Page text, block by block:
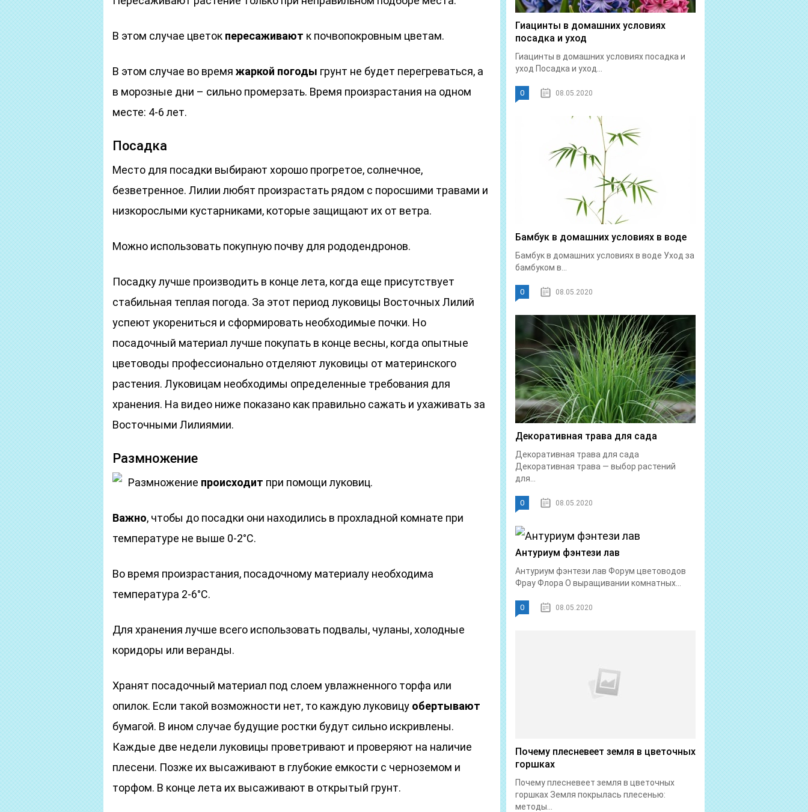
В этом случае цветок пересаживают к почвопокровным цветам.
В этом случае во время жаркой погоды грунт не будет перегреваться, а
в морозные дни – сильно промерзать. Время произрастания на одном
месте: 4-6 лет.
Посадка
Место для посадки выбирают хорошо прогретое, солнечное,
безветренное. Лилии любят произрастать рядом с поросшими травами и
низкорослыми кустарниками, которые защищают их от ветра.
Можно использовать покупную почву для рододендронов.
Посадку лучше производить в конце лета, когда еще присутствует
стабильная теплая погода. За этот период луковицы Восточных Лилий
успеют укорениться и сформировать необходимые почки. Но
посадочный материал лучше покупать в конце весны, когда опытные
цветоводы профессионально отделяют луковицы от материнского
растения. Луковицам необходимы определенные требования для
хранения. На видео ниже показано как правильно сажать и ухаживать за
Восточными Лилиямии.
Размножение
Размножение происходит при помощи луковиц.
Важно, чтобы до посадки они находились в прохладной комнате при
температуре не выше 0-2°С.
Во время произрастания, посадочному материалу необходима
температура 2-6°С.
Для хранения лучше всего использовать подвалы, чуланы, холодные
коридоры или веранды.
Хранят посадочный материал под слоем увлажненного торфа или
опилок. Если такой возможности нет, то каждую луковицу обертывают
бумагой. В ином случае будущие ростки будут сильно искривлены.
Каждые две недели луковицы проветривают и проверяют на наличие
плесени. Позже их высаживают в глубокие емкости с черноземом и
торфом. В конце лета их высаживают в открытый грунт.
Гиацинты в домашних условиях
посадка и уход
Гиацинты в домашних условиях посадка и
уход Посадка и уход...
0 08.05.2020
Бамбук в домашних условиях в воде
Бамбук в домашних условиях в воде Уход за
бамбуком в...
0 08.05.2020
Декоративная трава для сада
Декоративная трава для сада
Декоративная трава — выбор растений
для...
0 08.05.2020
Антуриум фэнтези лав
Антуриум фэнтези лав Форум цветоводов
Фрау Флора О выращивании комнатных...
0 08.05.2020
Почему плесневеет земля в цветочных
горшках
Почему плесневеет земля в цветочных
горшках Земля покрылась плесенью:
методы...